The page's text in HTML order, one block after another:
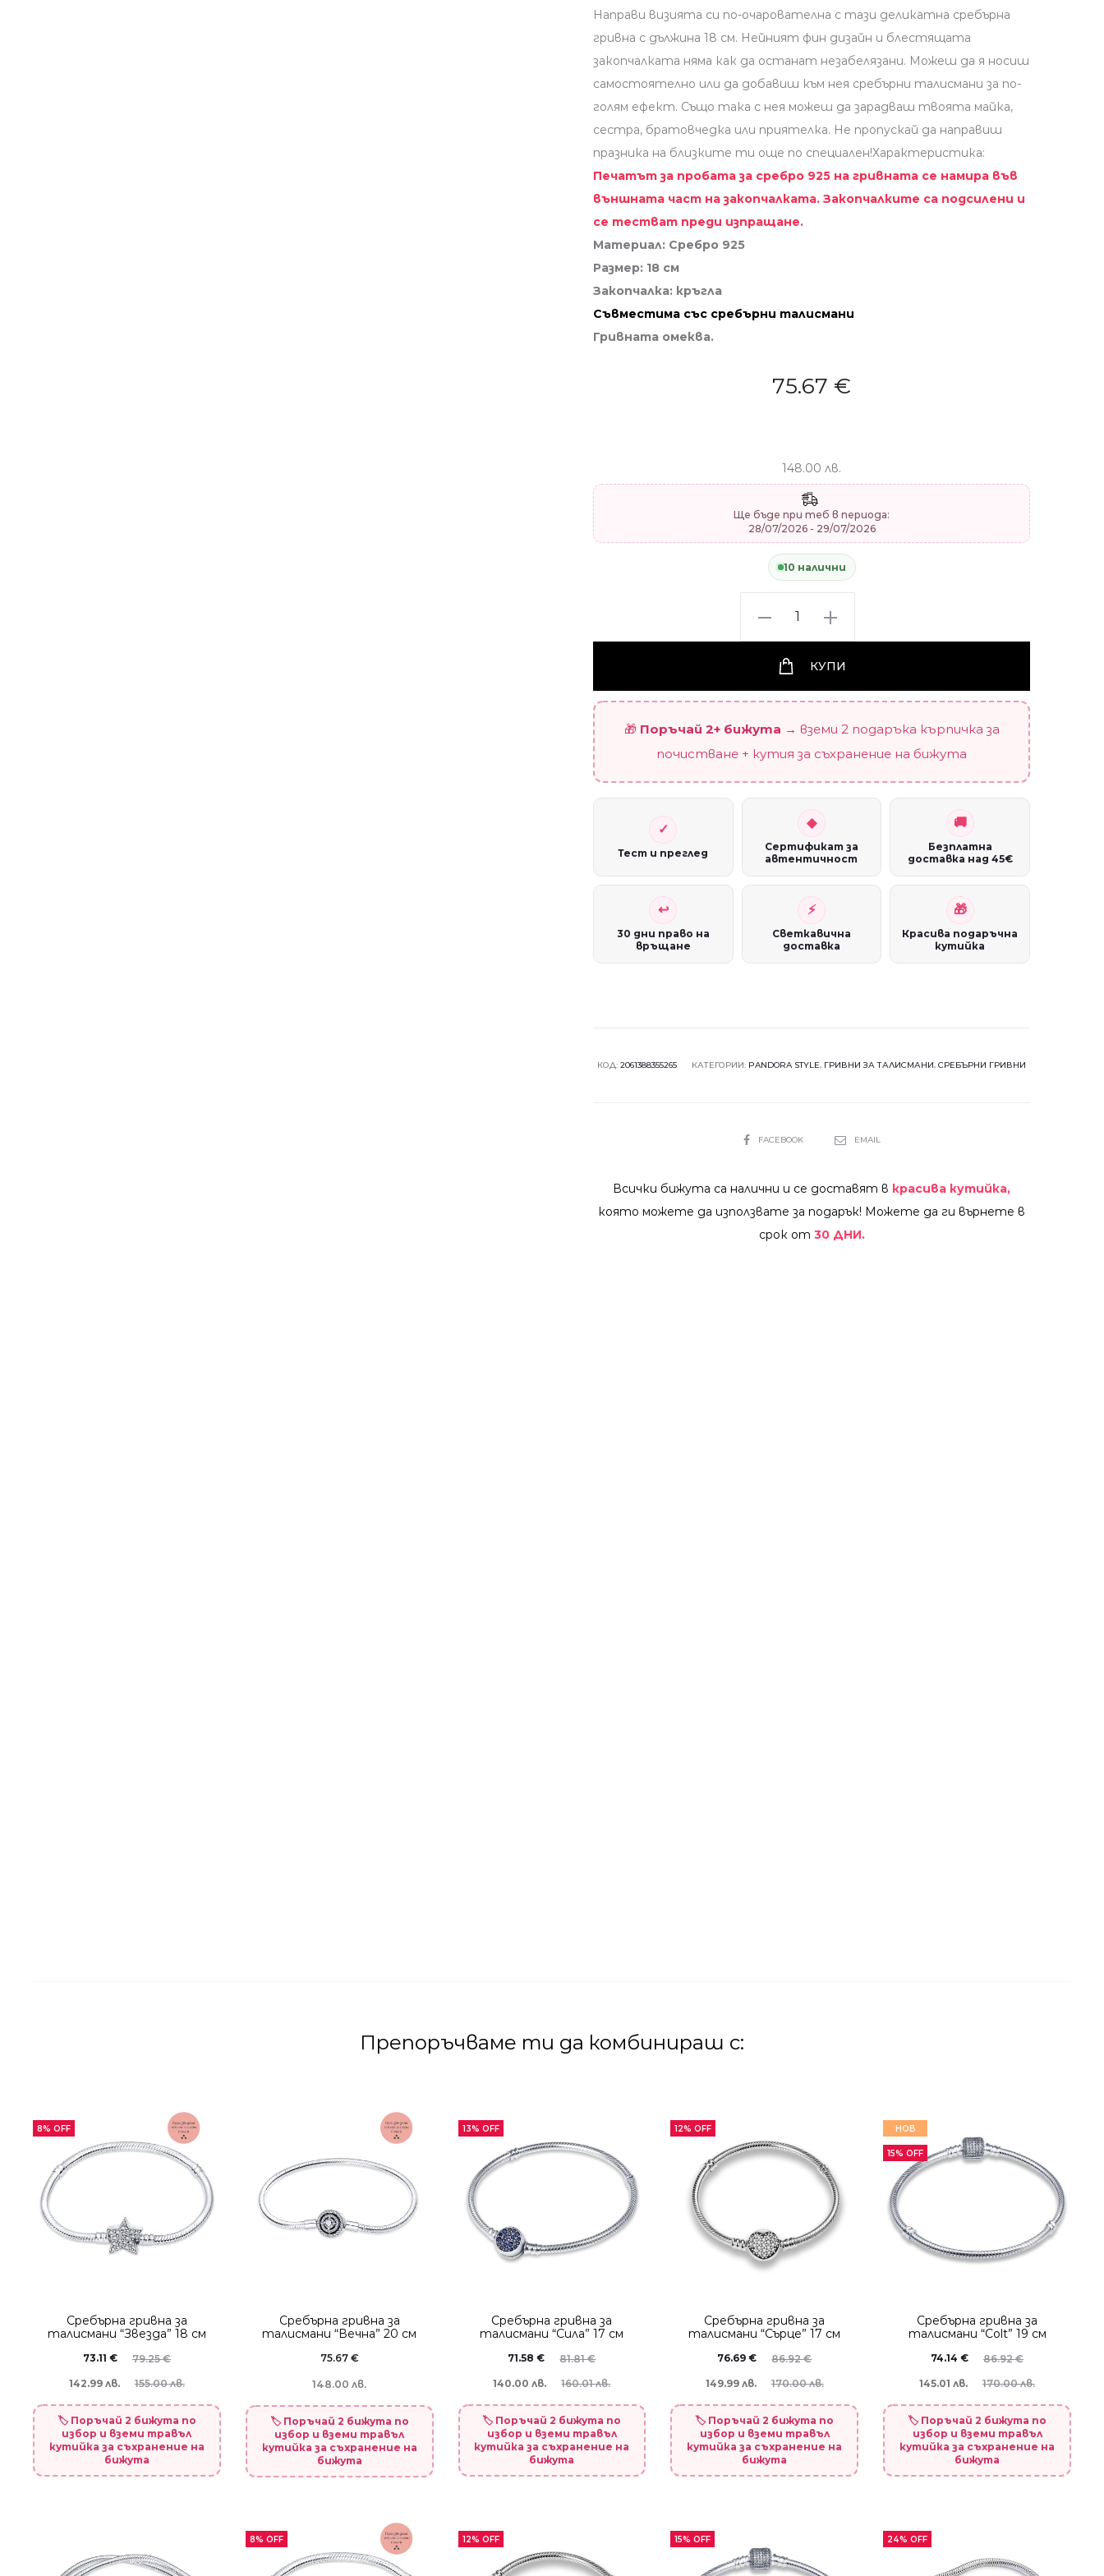
Направи визията си по-очарователна с тази деликатна сребърна
гривна с дължина 18 см. Нейният фин дизайн и блестящата
закопчалката няма как да останат незабелязани. Можеш да я носиш
самостоятелно или да добавиш към нея сребърни талисмани за по-
голям ефект. Също така с нея можеш да зарадваш твоята майка,
сестра, братовчедка или приятелка. Не пропускай да направиш
празника на близките ти още по специален!Характеристика:
Печатът за пробата за сребро 925 на гривната се намира във
външната част на закопчалката. Закопчалките са подсилени и
се тестват преди изпращане.
Материал: Сребро 925
Размер: 18 см
Закопчалка: кръгла
Съвместимa със сребърни талисмани
Гривната омеква.
75.67 €
148.00 лв.
Ще бъде при теб в периода:
28/07/2026 - 29/07/2026
10 налични
Сребърна
талисмани
"Вечна"
18см
quantity
КУПИ
🎁 Поръчай 2+ бижута → вземи 2 подаръка кърпичка за
почистване + кутия за съхранение на бижута
Тест и преглед
Сертификат за
автентичност
Безплатна
доставка над 45€
30 дни право на
връщане
Светкавична
доставка
Красива подаръчна
кутийка
КОД: 2061388355265 КАТЕГОРИИ: PANDORA STYLE, ГРИВНИ ЗА ТАЛИСМАНИ, СРЕБЪРНИ ГРИВНИ
SHAREFACEBOOK EMAIL
Всички бижута са налични и се доставят в красива кутийка,
която можете да използвате за подарък! Можете да ги върнете в
срок от 30 ДНИ.
Препоръчваме ти да комбинираш с:
8% OFF
Сребърна гривна за
талисмани “Звезда” 18 см
79.25€
73.11 €
155.00 лв.
142.99 лв.
🏷️ Поръчай 2 бижута по
избор и вземи травъл
кутийка за съхранение на
бижута
Сребърна гривна за
талисмани “Вечна” 20 см
75.67 €
148.00 лв.
🏷️ Поръчай 2 бижута по
избор и вземи травъл
кутийка за съхранение на
бижута
13% OFF
Сребърна гривна за
талисмани “Сила” 17 см
81.81€
71.58€
160.01 лв.
140.00 лв.
🏷️ Поръчай 2 бижута по
избор и вземи травъл
кутийка за съхранение на
бижута
12% OFF
Сребърна гривна за
талисмани “Сърце” 17 см
86.92€
76.69€
170.00 лв.
149.99 лв.
🏷️ Поръчай 2 бижута по
избор и вземи травъл
кутийка за съхранение на
бижута
НОВ
15% OFF
Сребърна гривна за
талисмани “Colt” 19 см
86.92€
74.14€
170.00 лв.
145.01 лв.
🏷️ Поръчай 2 бижута по
избор и вземи травъл
кутийка за съхранение на
бижута
8% OFF 12% OFF 15% OFF 24% OFF